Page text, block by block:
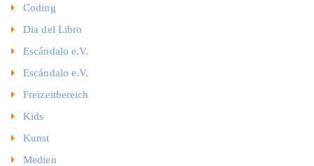
Coding
Dia del Libro
Escándalo e.V.
Escándalo e.V.
Freizeitbereich
Kids
Kunst
Medien